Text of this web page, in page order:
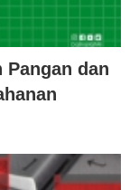
Pangan dan